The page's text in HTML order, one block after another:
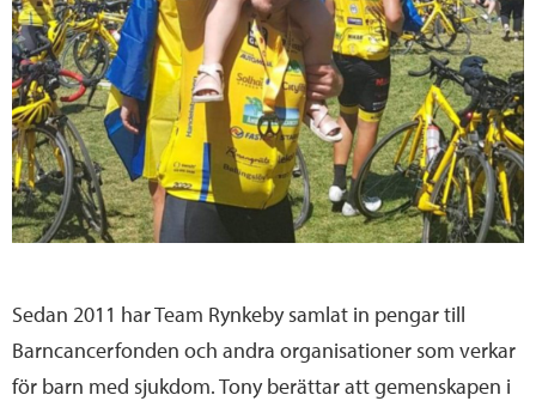
Sedan 2011 har Team Rynkeby samlat in pengar till
Barncancerfonden och andra organisationer som verkar
för barn med sjukdom. Tony berättar att gemenskapen i